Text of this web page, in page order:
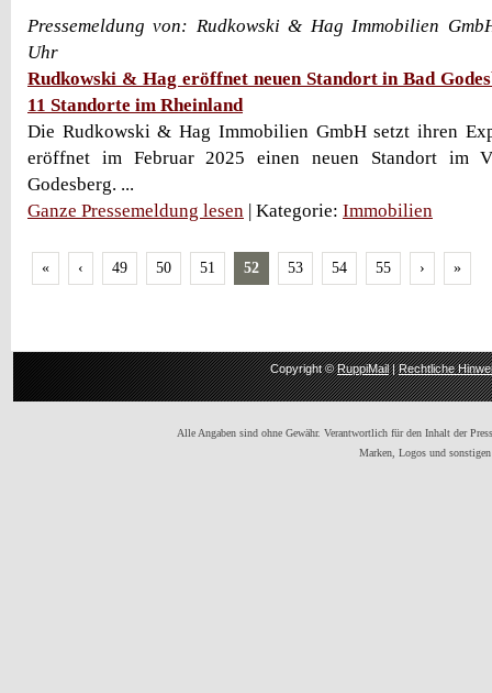
Pressemeldung von: Rudkowski & Hag Immobilien
Uhr
Rudkowski & Hag eröffnet neuen Standort in Bad
11 Standorte im Rheinland
Die Rudkowski & Hag Immobilien GmbH setzt ihren
eröffnet im Februar 2025 einen neuen Standort im
Godesberg. ...
Ganze Pressemeldung lesen | Kategorie: Immobilien
« ‹ 49 50 51 52 53 54 55 › »
Copyright ©RuppiMail|Rechtliche
Alle Angaben sind ohne Gewähr. Verantwortlich für den Inhalt der
Marken, Logos und